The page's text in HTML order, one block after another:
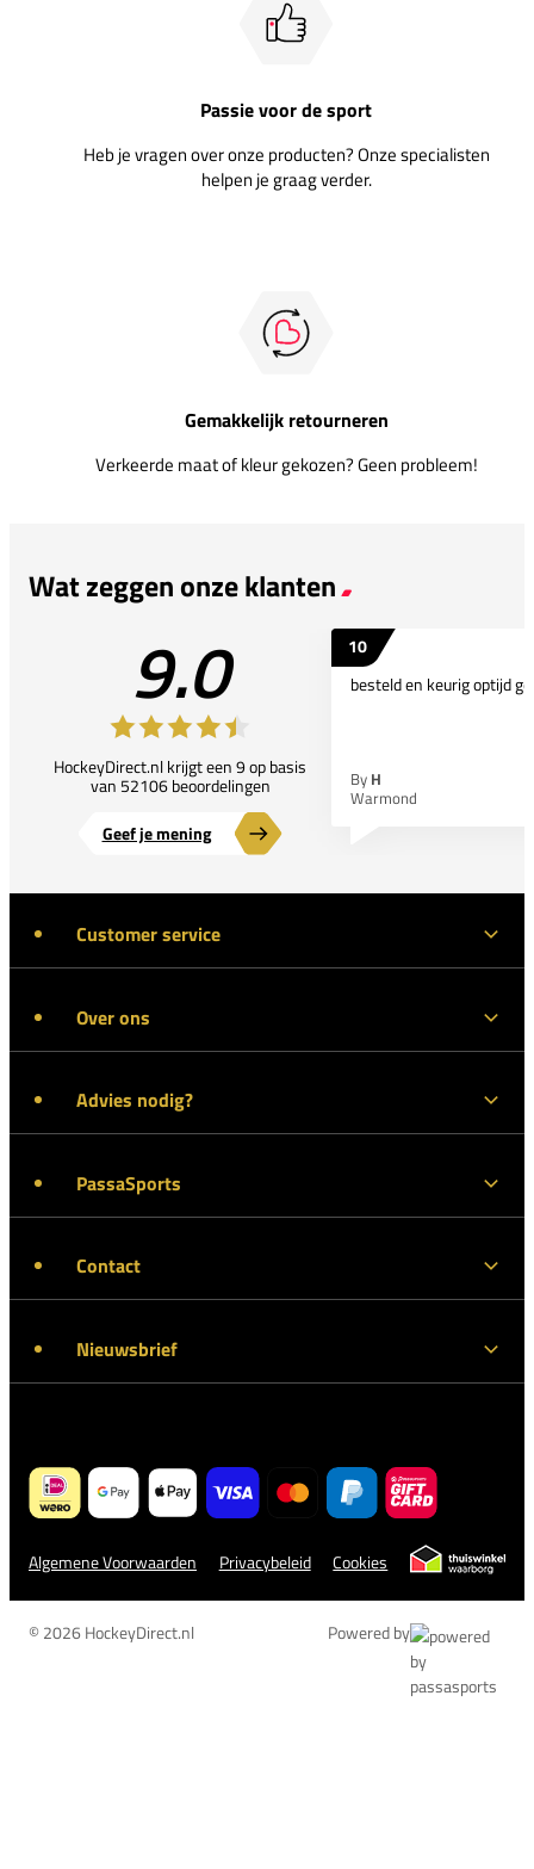
Passie voor de sport
Heb je vragen over onze producten? Onze specialisten
helpen je graag verder.
Gemakkelijk retourneren
Verkeerde maat of kleur gekozen? Geen probleem!
Wat zeggen onze klanten
9.0
HockeyDirect.nl krijgt een 9 op basis
van 52106 beoordelingen
Geef je mening
10
besteld en keurig optijd
By H
Warmond
Customer service
Over ons
Advies nodig?
PassaSports
Contact
Nieuwsbrief
Algemene Voorwaarden Privacybeleid Cookies
© 2026 HockeyDirect.nl Powered by